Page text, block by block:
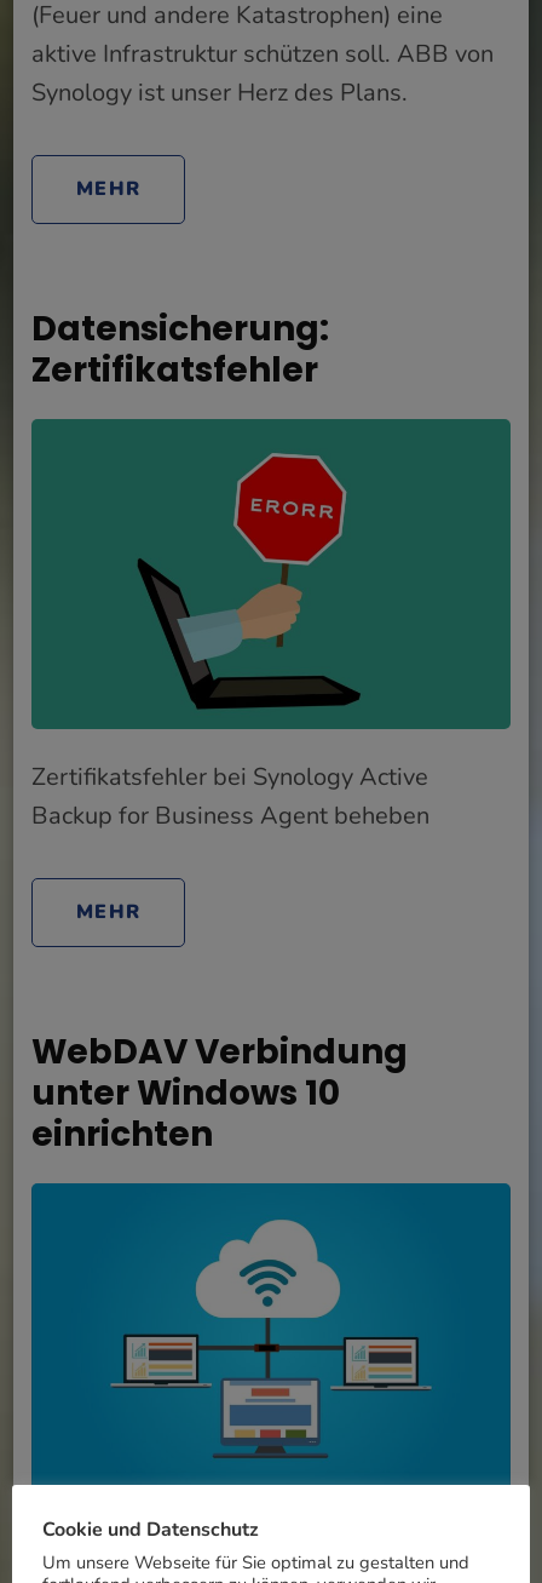
(Feuer und andere Katastrophen) eine
aktive Infrastruktur schützen soll. ABB von
Synology ist unser Herz des Plans.
MEHR
Datensicherung:
Zertifikatsfehler
Zertifikatsfehler bei Synology Active
Backup for Business Agent beheben
MEHR
WebDAV Verbindung
unter Windows 10
einrichten
Für die Übertragung von großen Dateien
Cookie und Datenschutz
Um unsere Webseite für Sie optimal zu gestalten und